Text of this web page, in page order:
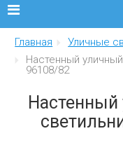
Люстры
Интерьерные
Главная
Уличные
Настенный
96108/82